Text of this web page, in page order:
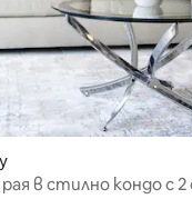
в стилно кондо с 2